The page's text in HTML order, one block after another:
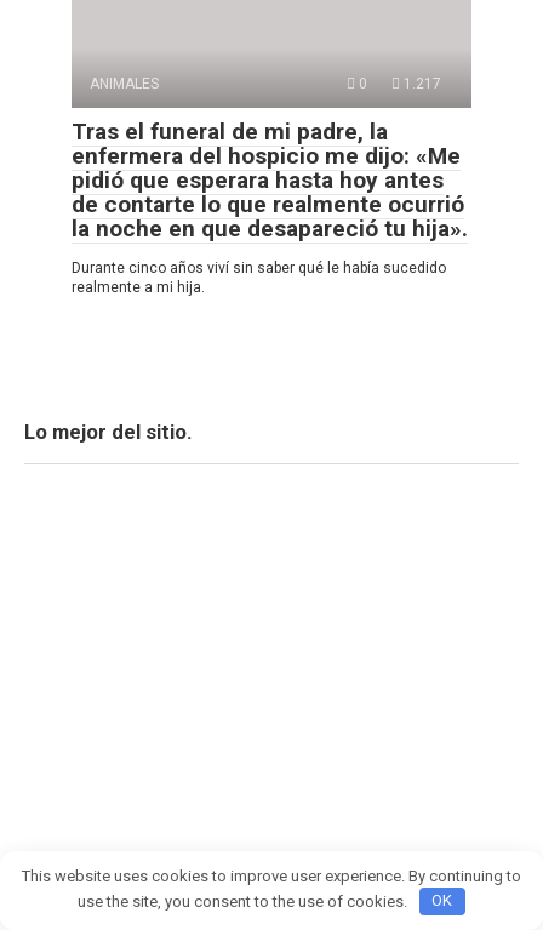
ANIMALES 0 1.217
Tras el funeral de mi padre, la
enfermera del hospicio me dijo: «Me
pidió que esperara hasta hoy antes
de contarte lo que realmente ocurrió
la noche en que desapareció tu hija».
Durante cinco años viví sin saber qué le había sucedido
realmente a mi hija.
Lo mejor del sitio.
Mi hijo puso los ojos en blanco y se rió de nuestro
This website uses cookies to improve user experience. By continuing to
use the site, you consent to the use of cookies.
OK